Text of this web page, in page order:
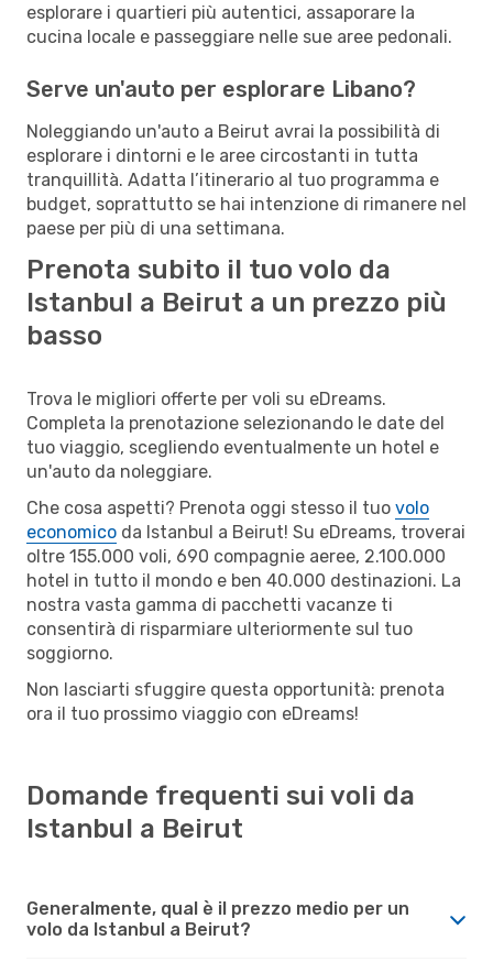
esplorare i quartieri più autentici, assaporare la
cucina locale e passeggiare nelle sue aree pedonali.
Serve un'auto per esplorare Libano?
Noleggiando un'auto a Beirut avrai la possibilità di
esplorare i dintorni e le aree circostanti in tutta
tranquillità. Adatta l’itinerario al tuo programma e
budget, soprattutto se hai intenzione di rimanere nel
paese per più di una settimana.
Prenota subito il tuo volo da
Istanbul a Beirut a un prezzo più
basso
Trova le migliori offerte per voli su eDreams.
Completa la prenotazione selezionando le date del
tuo viaggio, scegliendo eventualmente un hotel e
un'auto da noleggiare.
Che cosa aspetti? Prenota oggi stesso il tuo volo
economico da Istanbul a Beirut! Su eDreams, troverai
oltre 155.000 voli, 690 compagnie aeree, 2.100.000
hotel in tutto il mondo e ben 40.000 destinazioni. La
nostra vasta gamma di pacchetti vacanze ti
consentirà di risparmiare ulteriormente sul tuo
soggiorno.
Non lasciarti sfuggire questa opportunità: prenota
ora il tuo prossimo viaggio con eDreams!
Domande frequenti sui voli da
Istanbul a Beirut
Generalmente, qual è il prezzo medio per un
volo da Istanbul a Beirut?